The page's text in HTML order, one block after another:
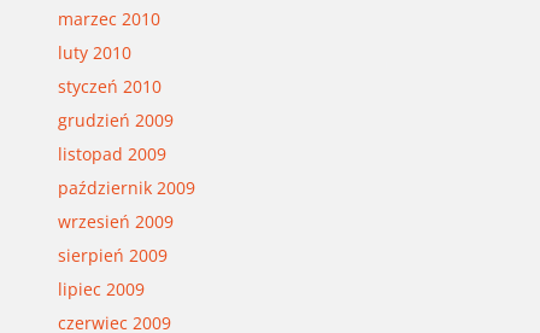
marzec 2010
luty 2010
styczeń 2010
grudzień 2009
listopad 2009
październik 2009
wrzesień 2009
sierpień 2009
lipiec 2009
czerwiec 2009